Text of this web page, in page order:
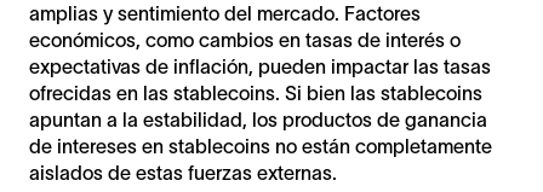
amplias y sentimiento del mercado. Factores
económicos, como cambios en tasas de interés o
expectativas de inflación, pueden impactar las tasas
ofrecidas en las stablecoins. Si bien las stablecoins
apuntan a la estabilidad, los productos de ganancia
de intereses en stablecoins no están completamente
aislados de estas fuerzas externas.